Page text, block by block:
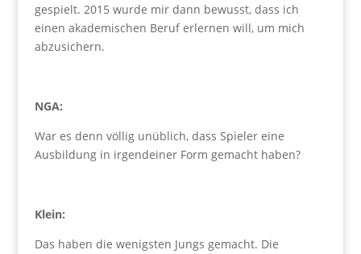
gespielt. 2015 wurde mir dann bewusst, dass ich
einen akademischen Beruf erlernen will, um mich
abzusichern.
NGA:
War es denn völlig unüblich, dass Spieler eine
Ausbildung in irgendeiner Form gemacht haben?
Klein:
Das haben die wenigsten Jungs gemacht. Die